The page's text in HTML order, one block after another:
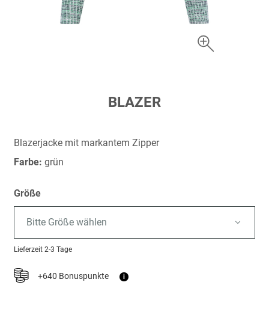
springen
BLAZER
Blazerjacke mit markantem Zipper
Farbe: grün
Größe
Bitte Größe wählen
Lieferzeit 2-3 Tage
+640 Bonuspunkte i